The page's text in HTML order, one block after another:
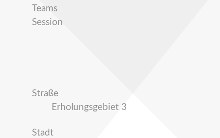
Teams
Session
Straße
Erholungsgebiet 3
Stadt